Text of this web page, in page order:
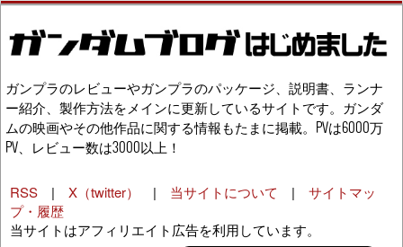
ガンプラのレビューやガンプラのパッケージ、説明書、ランナ
ー紹介、製作方法をメインに更新しているサイトです。ガンダ
ムの映画やその他作品に関する情報もたまに掲載。PVは6000万
PV、レビュー数は3000以上！
RSS | X（twitter） | 当サイトについて | サイトマッ
プ・履歴
当サイトはアフィリエイト広告を利用しています。